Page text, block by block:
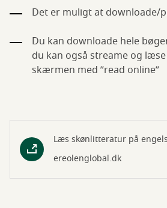
Det er muligt at downloade/
Du kan downloade hele
du kan også streame og
skærmen med ”read online”
Læs skønlitteratur på
ereolenglobal.dk